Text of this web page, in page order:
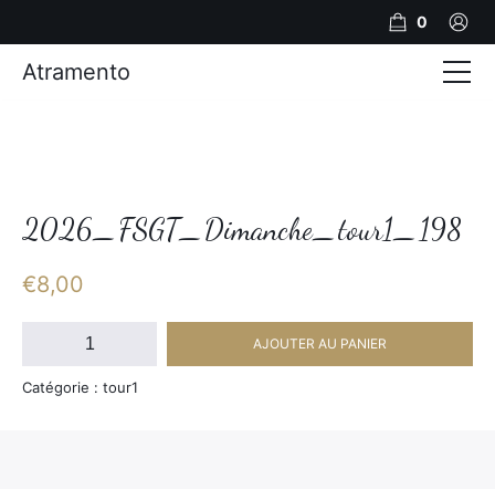
2026_FSGT_Dimanche_tour1_198
€8,00
quantité
2026_FSGT_Dimanche_tour1_198
AJOUTER AU PANIER
Catégorie : tour1
0
Atramento
Photos